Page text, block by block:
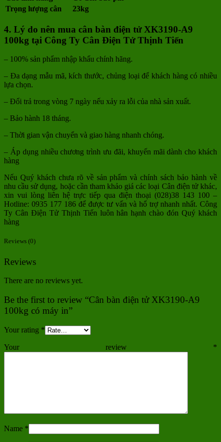
Trọng lượng cân
23kg
4. Lý do nên mua cân bàn điện tử XK3190-A9
100kg tại Công Ty Cân Điện Tử Thịnh Tiến
– 100% sản phẩm nhập khẩu chính hãng.
– Đa dạng mẫu mã, kích thước, chủng loại để khách hàng có nhiều
lựa chọn.
– Đổi trả trong vòng 7 ngày nếu xảy ra lỗi của nhà sản xuất.
– Bảo hành 18 tháng.
– Thời gian vận chuyển và giao hàng nhanh chóng.
– Áp dụng nhiều chương trình ưu đãi, khuyến mãi dành cho khách
hàng
Nếu Quý khách chưa rõ về sản phẩm và chính sách bảo hành về
nhu cầu sử dụng, hoặc cần tham khảo giá các loại Cân điện tử khác,
xin vui lòng liên hệ trực tiếp qua điện thoại (028)38 143 100 –
Hotline: 0935 177 186 để được tư vấn và hổ trợ nhanh nhất. Công
Ty Cân Điện Tử Thịnh Tiến luôn hân hạnh chào đón Quý khách
hàng
Reviews (0)
Reviews
There are no reviews yet.
Be the first to review “Cân bàn điện tử XK3190-A9
100kg có máy in”
Your rating *
Your review *
Name *